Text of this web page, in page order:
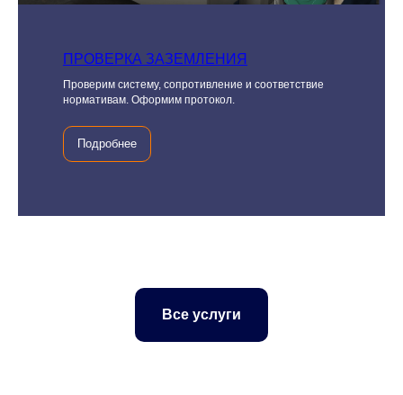
ПРОВЕРКА ЗАЗЕМЛЕНИЯ
Проверим систему, сопротивление и соответствие
нормативам. Оформим протокол.
Подробнее
Все услуги